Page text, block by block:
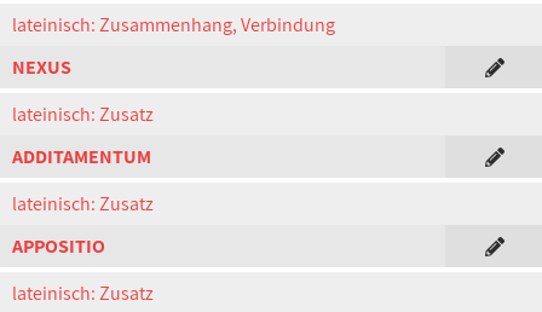
lateinisch: Zusammenhang, Verbindung
NEXUS
lateinisch: Zusatz
ADDITAMENTUM
lateinisch: Zusatz
APPOSITIO
lateinisch: Zusatz